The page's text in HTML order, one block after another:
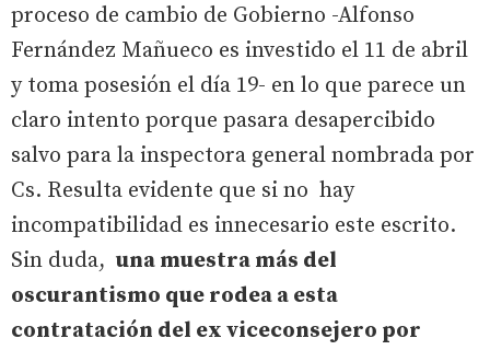
proceso de cambio de Gobierno -Alfonso
Fernández Mañueco es investido el 11 de abril
y toma posesión el día 19- en lo que parece un
claro intento porque pasara desapercibido
salvo para la inspectora general nombrada por
Cs. Resulta evidente que si no hay
incompatibilidad es innecesario este escrito.
Sin duda, una muestra más del
oscurantismo que rodea a esta
contratación del ex viceconsejero por